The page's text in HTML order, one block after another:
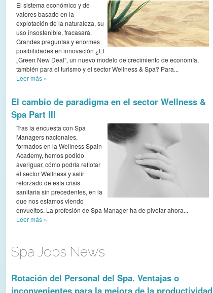
El sistema económico y de
valores basado en la
explotación de la naturaleza, su
uso insostenible, fracasará.
Grandes preguntas y enormes
posibilidades en innovación ¿El
„Green New Deal“, un nuevo modelo de crecimiento de economía,
también para el turismo y el sector Wellness & Spa? Para...
Leer más »
El cambio de paradigma en el sector Wellness &
Spa Part III
Tras la encuesta con Spa
Managers nacionales,
formados en la Wellness Spain
Academy, hemos podido
averiguar, cómo podría reflotar
el sector Wellness y salir
reforzado de esta crisis
sanitaria sin precedentes, en la
que nos estamos viendo
envueltos. La profesión de Spa Manager ha de pivotar ahora...
Leer más »
Spa Jobs News
Rotación del Personal del Spa. Ventajas o
inconvenientes para la mejora de la productividad